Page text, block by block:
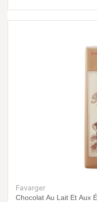
Favarger
Chocolat Au Lait Et Aux